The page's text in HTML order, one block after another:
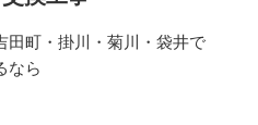
田町・掛川・菊川・袋井で
なら